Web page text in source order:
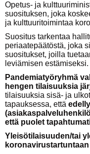
Opetus- ja
suosituksen, joka
ja kulttuuritoimintaa
Suositus tarkentaa
periaatepäätöstä, joka
suositukset, joilla
leviämisen estämiseksi.
Pandemiatyöryhmä
hengen tilaisuuksia
tilaisuuksia sisä- ja
tapauksessa, että
että puolet
Yleisötilaisuuden/tai